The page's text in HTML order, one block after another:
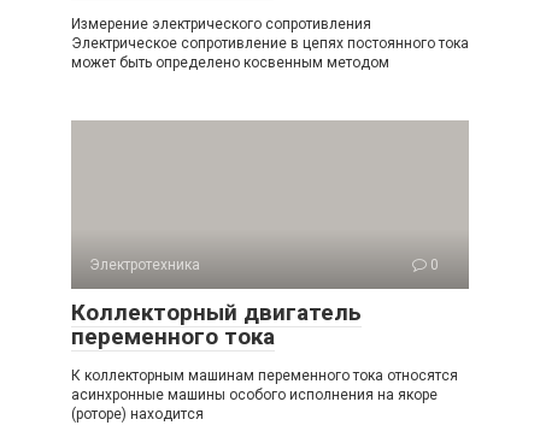
Измерение электрического сопротивления
Электрическое сопротивление в цепях постоянного тока
может быть определено косвенным методом
Электротехника 0
Коллекторный двигатель
переменного тока
К коллекторным машинам переменного тока относятся
асинхронные машины особого исполнения на якоре
(роторе) находится